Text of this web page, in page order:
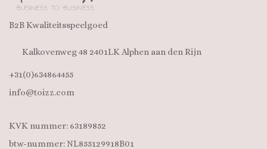
B2B Kwaliteitsspeelgoed
Kalkovenweg 48 2401LK Alphen aan den Rijn
+31(0)634864455
info@toizz.com
KVK nummer: 63189852
btw-nummer: NL855129918B01